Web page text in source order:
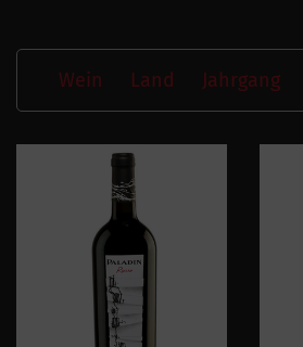
Wein Land Jahrgang